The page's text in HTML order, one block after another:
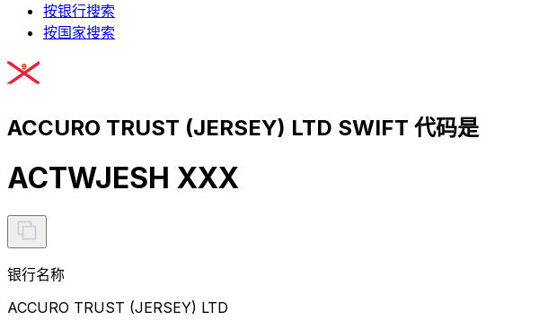
按银行搜索
按国家搜索
ACCURO TRUST (JERSEY) LTD SWIFT 代码是
ACTWJESH XXX
银行名称
ACCURO TRUST (JERSEY) LTD